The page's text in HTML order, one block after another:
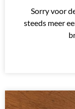
Sorry voor
steeds meer